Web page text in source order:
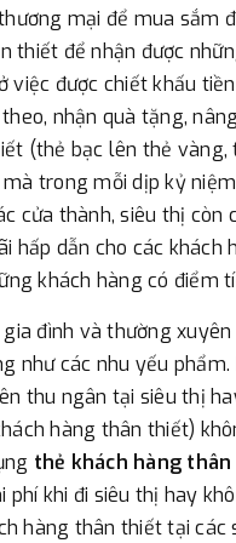
mại để mua sắm
thiết để nhận được
việc được chiết khấu
nhận quà tặng,
(thẻ bạc lên thẻ vàng,
trong mỗi dịp kỷ
cửa thành, siêu thị còn
hấp dẫn cho các khách
khách hàng có điểm
gia đình và thường
như các nhu yếu phẩm.
thu ngân tại siêu thị
hàng thân thiết)
thẻ khách hàng
phí khi đi siêu thị hay
hàng thân thiết tại các